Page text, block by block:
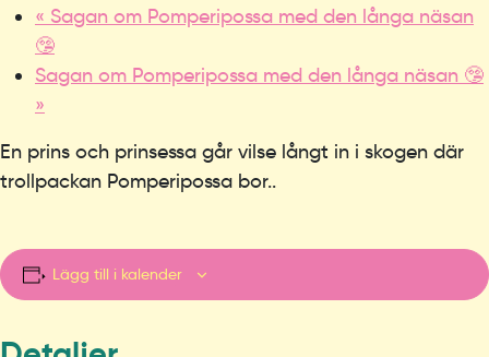
« Sagan om Pomperipossa med den långa näsan
🤥
Sagan om Pomperipossa med den långa näsan 🤥
»
En prins och prinsessa går vilse långt in i skogen där
trollpackan Pomperipossa bor..
Lägg till i kalender